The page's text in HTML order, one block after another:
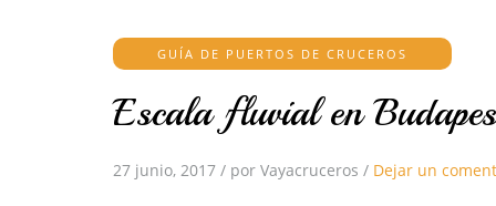
GUÍA DE PUERTOS DE CRUCEROS
Escala fluvial en
27 junio, 2017 / por Vayacruceros / Dejar un